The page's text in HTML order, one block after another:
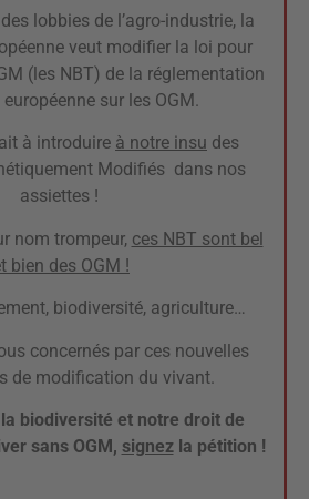
lobbies de l’agro-industrie, la
veut modifier la loi pour
(les NBT) de la réglementation
européenne sur les OGM.
à introduire à notre insu des
Modifiés dans nos
assiettes !
nom trompeur, ces NBT sont bel
bien des OGM !
biodiversité, agriculture…
concernéspar ces nouvelles
de modification du vivant.
biodiversité et notre droit de
sans OGM, signezla pétition !